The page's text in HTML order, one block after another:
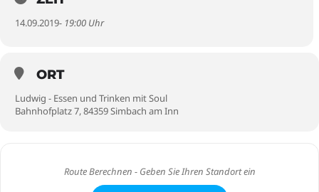
14.09.2019- 19:00 Uhr
ORT
Ludwig - Essen und Trinken mit Soul
Bahnhofplatz 7, 84359 Simbach am Inn